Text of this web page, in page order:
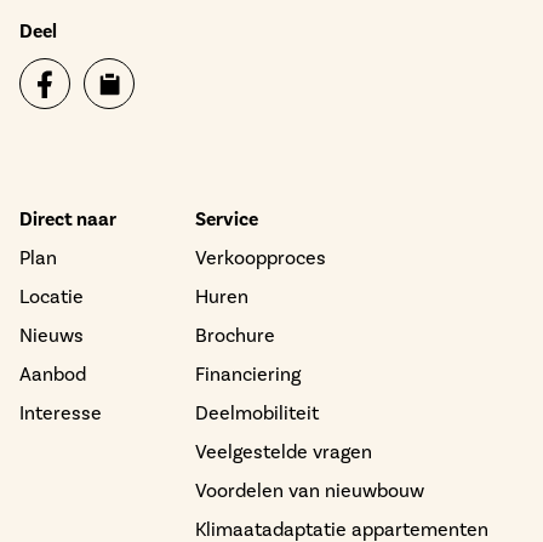
Deel
Direct naar
Plan
Locatie
Nieuws
Aanbod
Interesse
Service
Verkoopproces
Huren
Brochure
Financiering
Deelmobiliteit
Veelgestelde vragen
Voordelen van nieuwbouw
Klimaatadaptatie appartementen